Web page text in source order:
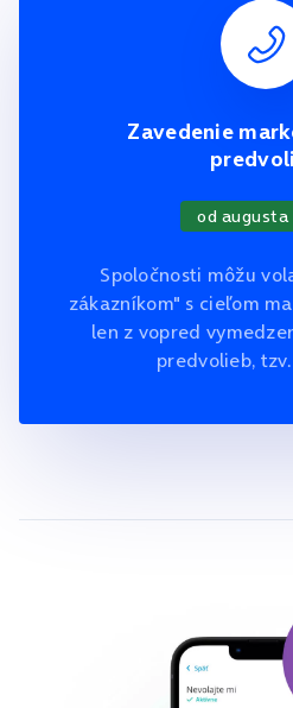
Zavedenie
od augusta
Spoločnosti môžu
zákazníkom" s cieľom
len z vopred
predvolieb,